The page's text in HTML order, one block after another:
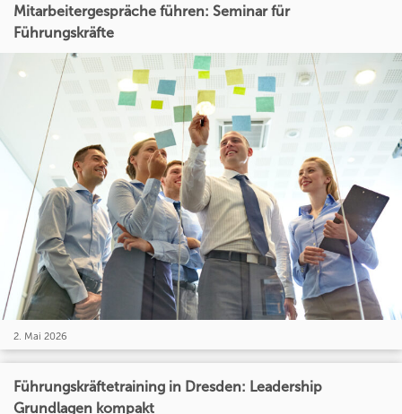
Mitarbeitergespräche führen: Seminar für
Führungskräfte
2. Mai 2026
Führungskräftetraining in Dresden: Leadership
Grundlagen kompakt